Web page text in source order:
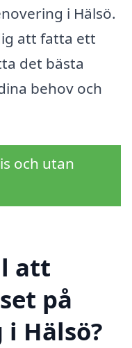
i Hälsö.
att fatta ett
det bästa
behov och
och utan
att
på
Hälsö?